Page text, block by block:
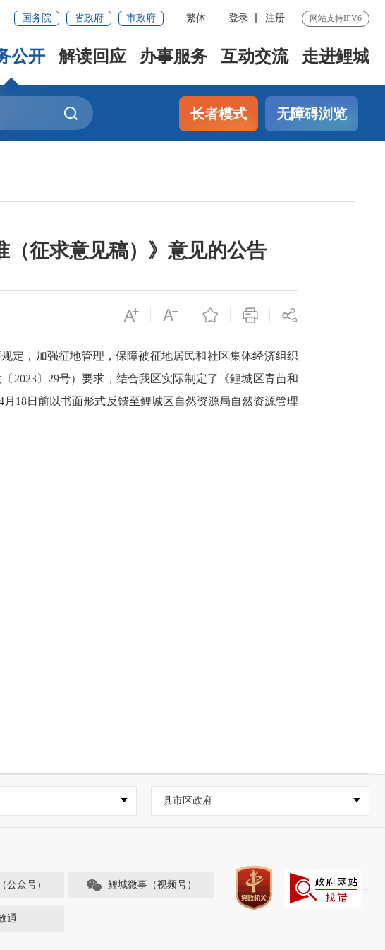
国务院 省政府 市政府 繁体 登录 注册 网站支持IPV6
公开 解读回应 办事服务 互动交流 走进鲤城
长者模式 无障碍浏览
（征求意见稿）》意见的公告
定，加强征地管理，保障被征地居民和社区集体经济组织
2023〕29号）要求，结合我区实际制定了《鲤城区青苗和
18日前以书面形式反馈至鲤城区自然资源局自然资源管理
县市区政府
公众号） 鲤城微事（视频号）
通